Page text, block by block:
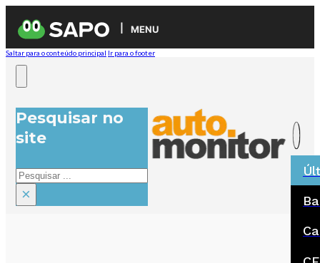
MENU
Saltar para o conteúdo principal Ir para o footer
Pesquisar no
site
Pesquisar
×